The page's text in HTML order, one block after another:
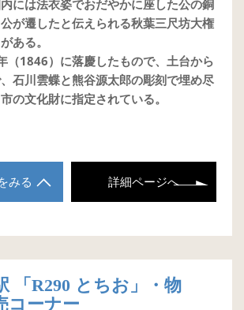
には法衣姿でおだやかに座した公の銅
が遷したと伝えられる秋葉三尺坊大権
ある。
（1846）に落慶したもので、土台から
石川雲蝶と熊谷源太郎の彫刻で埋め尽
の文化財に指定されている。
みる 詳細ページへ
「R290 とちお」・物
コーナー